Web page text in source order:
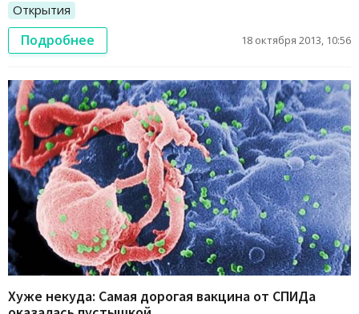
Открытия
Подробнее 18 октября 2013, 10:56
Хуже некуда: Самая дорогая вакцина от СПИДа